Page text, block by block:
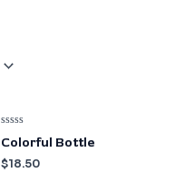
Valorado
en
0
de
Colorful Bottle
$18.50